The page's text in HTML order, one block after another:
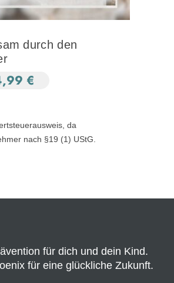
durch den
€
da
nach §19 (1) UStG.
für dich und dein Kind.
für eine glückliche Zukunft.